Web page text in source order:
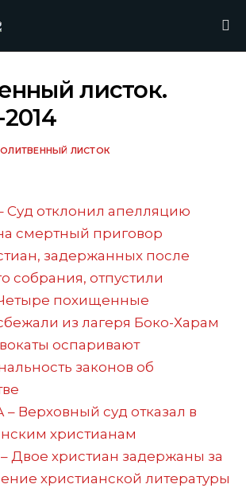
листок.
ЛИСТОК
Суд отклонил апелляцию
смертный приговор
задержанных после
собрания, отпустили
похищенные
из лагеря Боко-Харам
оспаривают
законов об
Верховный суд отказал в
христианам
Двое христиан задержаны за
христианской литературы